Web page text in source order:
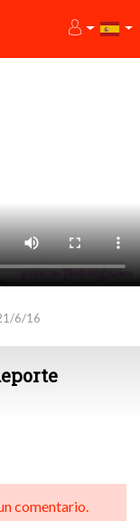
6/16
comentario.